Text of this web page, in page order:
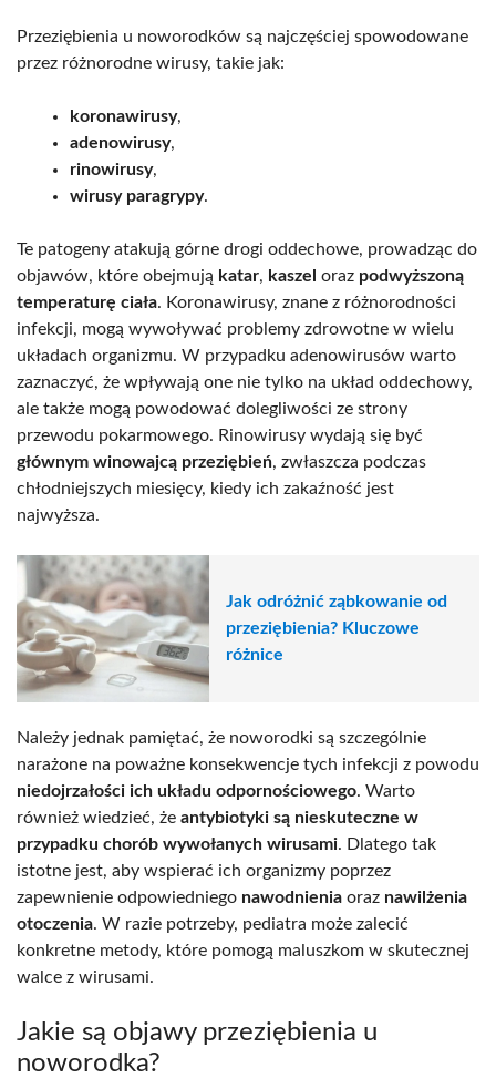
Przeziębienia u noworodków są najczęściej spowodowane
przez różnorodne wirusy, takie jak:
koronawirusy,
adenowirusy,
rinowirusy,
wirusy paragrypy.
Te patogeny atakują górne drogi oddechowe, prowadząc do
objawów, które obejmują katar, kaszel oraz podwyższoną
temperaturę ciała. Koronawirusy, znane z różnorodności
infekcji, mogą wywoływać problemy zdrowotne w wielu
układach organizmu. W przypadku adenowirusów warto
zaznaczyć, że wpływają one nie tylko na układ oddechowy,
ale także mogą powodować dolegliwości ze strony
przewodu pokarmowego. Rinowirusy wydają się być
głównym winowajcą przeziębień, zwłaszcza podczas
chłodniejszych miesięcy, kiedy ich zakaźność jest
najwyższa.
Jak odróżnić ząbkowanie od
przeziębienia? Kluczowe
różnice
Należy jednak pamiętać, że noworodki są szczególnie
narażone na poważne konsekwencje tych infekcji z powodu
niedojrzałości ich układu odpornościowego. Warto
również wiedzieć, że antybiotyki są nieskuteczne w
przypadku chorób wywołanych wirusami. Dlatego tak
istotne jest, aby wspierać ich organizmy poprzez
zapewnienie odpowiedniego nawodnienia oraz nawilżenia
otoczenia. W razie potrzeby, pediatra może zalecić
konkretne metody, które pomogą maluszkom w skutecznej
walce z wirusami.
Jakie są objawy przeziębienia u
noworodka?